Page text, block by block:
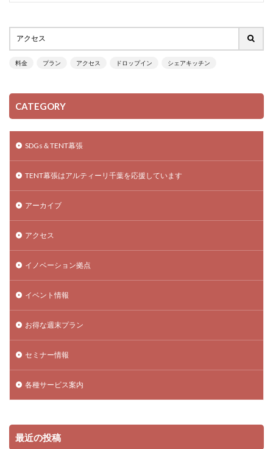
料金 プラン アクセス ドロップイン シェアキッチン
CATEGORY
SDGs＆TENT幕張
TENT幕張はアルティーリ千葉を応援しています
アーカイブ
アクセス
イノベーション拠点
イベント情報
お得な週末プラン
セミナー情報
各種サービス案内
最近の投稿